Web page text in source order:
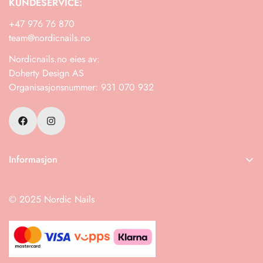
Informasjon
Retur
Salgsbetingelser
Instruksjoner
+47 976 76 870
team@nordicnails.no
Nordicnails.no eies av:
Doherty Design AS
Organisasjonsnummer: 931 070 932
© 2025 Nordic Nails